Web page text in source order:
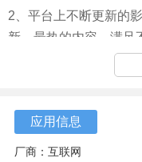
2、平台上不断更新的
新、最热的内容，满足
3、用户界面设计简洁
4、无论是在通勤路上
来打发时间，带给你轻
应用信息
厂商：互联网